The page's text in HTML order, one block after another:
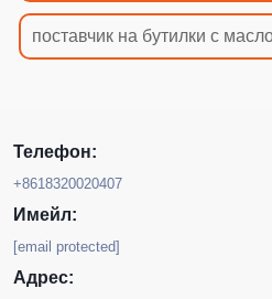
поставчик на бутилки с
Телефон:
+8618320020407
Имейл:
[email protected]
Адрес: